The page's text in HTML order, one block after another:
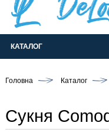
КАТАЛОГ
Головна Каталог
Сукня